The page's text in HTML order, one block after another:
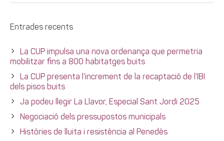
Entrades recents
La CUP impulsa una nova ordenança que permetria
mobilitzar fins a 800 habitatges buits
La CUP presenta l’increment de la recaptació de l’IBI
dels pisos buits
Ja podeu llegir La Llavor, Especial Sant Jordi 2025
Negociació dels pressupostos municipals
Històries de lluita i resistència al Penedès